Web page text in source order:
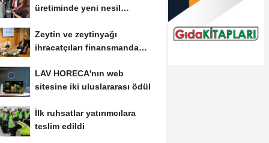
üretiminde yeni nesil
Zeytin ve zeytinyağı
ihracatçıları finansmanda
LAV HORECA'nın web
sitesine iki uluslararası ödül
İlk ruhsatlar yatırımcılara
teslim edildi